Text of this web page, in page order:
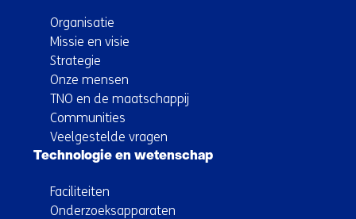
Organisatie
Missie en visie
Strategie
Onze mensen
TNO en de maatschappij
Communities
Veelgestelde vragen
Technologie en wetenschap
Faciliteiten
Onderzoeksapparaten